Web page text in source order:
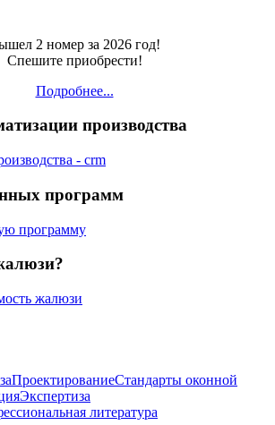
2 номер за 2026 год!
Спешите приобрести!
Подробнее...
производства
программ
ПроектированиеСтандарты оконной
Экспертиза
литература